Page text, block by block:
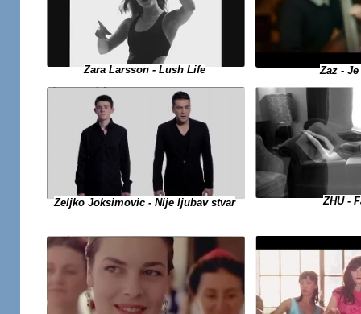
Zara Larsson - Lush Life Zaz -
Zeljko Joksimovic - Nije ljubav stvar ZHU -